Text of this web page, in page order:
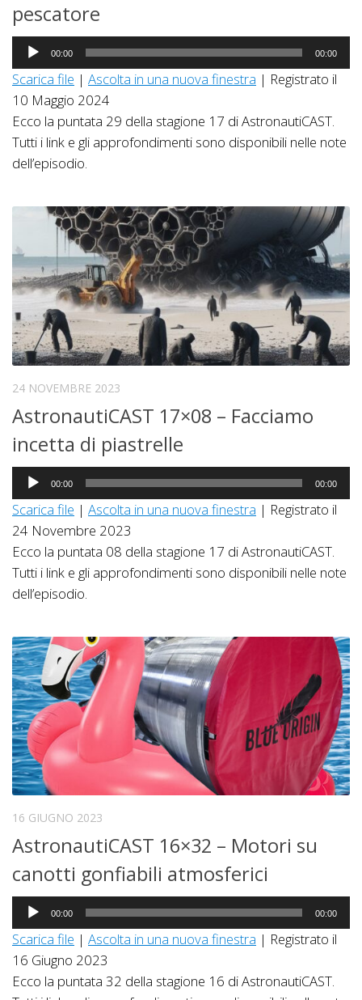
pescatore
Audio
Player
00:00 00:00
Scarica file | Ascolta in una nuova finestra | Registrato il
10 Maggio 2024
Ecco la puntata 29 della stagione 17 di AstronautiCAST.
Tutti i link e gli approfondimenti sono disponibili nelle note
dell’episodio.
24 NOVEMBRE 2023
AstronautiCAST 17×08 – Facciamo
incetta di piastrelle
Audio
Player
00:00 00:00
Scarica file | Ascolta in una nuova finestra | Registrato il
24 Novembre 2023
Ecco la puntata 08 della stagione 17 di AstronautiCAST.
Tutti i link e gli approfondimenti sono disponibili nelle note
dell’episodio.
16 GIUGNO 2023
AstronautiCAST 16×32 – Motori su
canotti gonfiabili atmosferici
Audio
Player
00:00 00:00
Scarica file | Ascolta in una nuova finestra | Registrato il
16 Giugno 2023
Ecco la puntata 32 della stagione 16 di AstronautiCAST.